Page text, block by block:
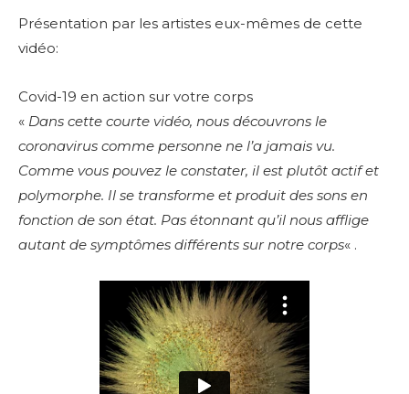
Présentation par les artistes eux-mêmes de cette
vidéo:
Covid-19 en action sur votre corps
« Dans cette courte vidéo, nous découvrons le
coronavirus comme personne ne l’a jamais vu.
Comme vous pouvez le constater, il est plutôt actif et
polymorphe. Il se transforme et produit des sons en
fonction de son état. Pas étonnant qu’il nous afflige
autant de symptômes différents sur notre corps« .